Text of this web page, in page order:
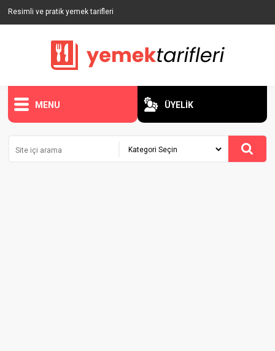
Resimli ve pratik yemek tarifleri
MENU ÜYELİK